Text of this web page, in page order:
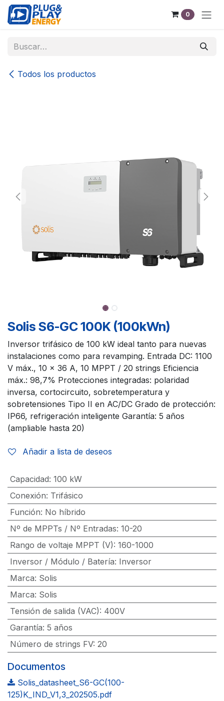
Ir al contenido
0
Todos los productos
Solis S6-GC 100K (100kWn)
Inversor trifásico de 100 kW ideal tanto para nuevas
instalaciones como para revamping. Entrada DC: 1100
V máx., 10 × 36 A, 10 MPPT / 20 strings Eficiencia
máx.: 98,7% Protecciones integradas: polaridad
inversa, cortocircuito, sobretemperatura y
sobretensiones Tipo II en AC/DC Grado de protección:
IP66, refrigeración inteligente Garantía: 5 años
(ampliable hasta 20)
Añadir a lista de deseos
Capacidad: 100 kW
Conexión: Trifásico
Función: No híbrido
Nº de MPPTs / Nº Entradas: 10-20
Rango de voltaje MPPT (V): 160-1000
Inversor / Módulo / Batería: Inversor
Marca: Solis
Marca: Solis
Tensión de salida (VAC): 400V
Garantía: 5 años
Número de strings FV: 20
Documentos
Solis_datasheet_S6-GC(100-
125)K_IND_V1,3_202505.pdf